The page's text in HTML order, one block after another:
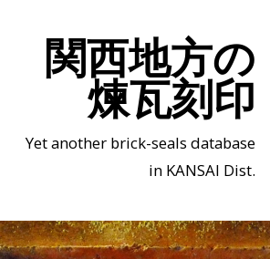
関西地方の
煉瓦刻印
Yet another brick-seals database
in KANSAI Dist.